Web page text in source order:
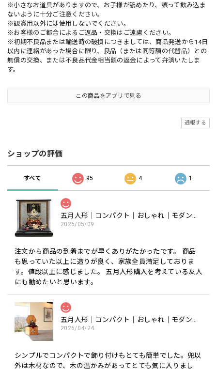
※小さなお道具がありますので、お子様が舐めたり、誤って飲み込ま
ないように十分ご注意ください。
※観賞用以外には使用しないでください。
※お客様のご都合によるご返品・交換はご遠慮ください。
※初期不良品または輸送時の破損につきましては、商品発送から14日
以内に連絡があった場合に限り、良品（または同等額の代替品）との
無償の交換、または不良品代金相当額の返金によって弁済いたしま
す。
この商品をアプリで見る
通報する
ショップの評価
すべて 95 4 1
2026/05/09
注文から商品の到着までが早くありがたかったです。 商品
も思っていた以上に造りが良く、家族全員満足しておりま
す。値段以上に感じました。 五月人形購入を考えている友人
にも勧めたいと思います。
2026/04/24
シンプルでコンパクトで飾り付けもとても簡単でした。兜以
外は木材なので、木の温かみがあってとても気に入りまし